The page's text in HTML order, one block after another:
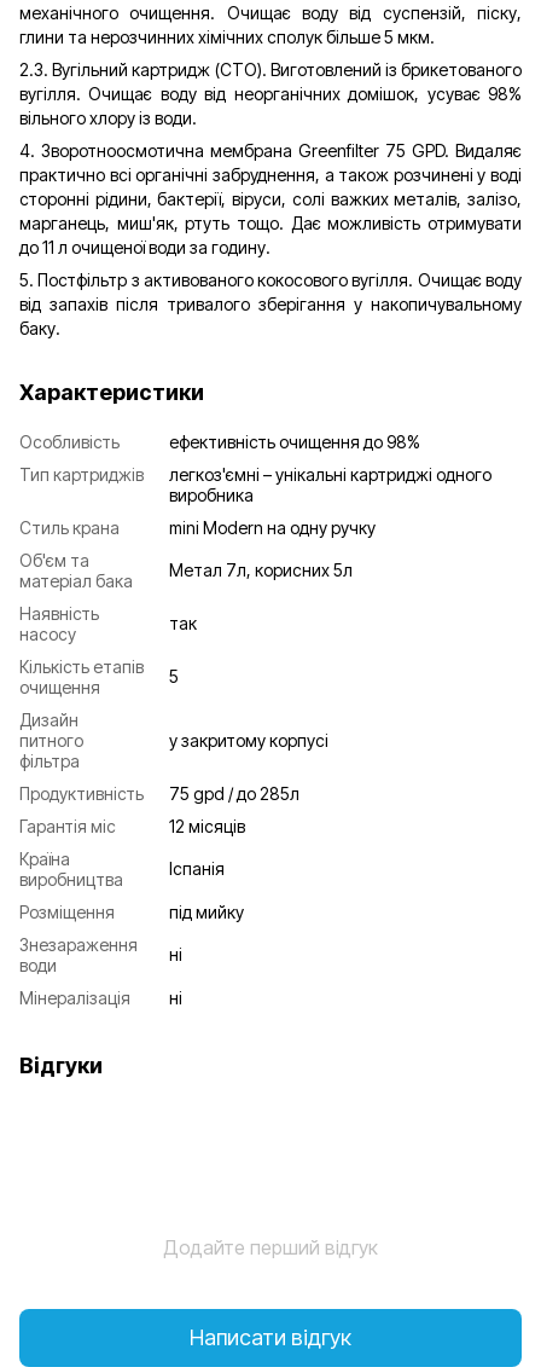
механічного очищення. Очищає воду від суспензій, піску,
глини та нерозчинних хімічних сполук більше 5 мкм.
2.3. Вугільний картридж (СТО). Виготовлений із брикетованого
вугілля. Очищає воду від неорганічних домішок, усуває 98%
вільного хлору із води.
4. Зворотноосмотична мембрана Greenfilter 75 GPD. Видаляє
практично всі органічні забруднення, а також розчинені у воді
сторонні рідини, бактерії, віруси, солі важких металів, залізо,
марганець, миш'як, ртуть тощо. Дає можливість отримувати
до 11 л очищеної води за годину.
5. Постфільтр з активованого кокосового вугілля. Очищає воду
від запахів після тривалого зберігання у накопичувальному
баку.
Характеристики
Особливість
ефективність очищення до 98%
Тип картриджів
легкоз'ємні – унікальні картриджі одного
виробника
Стиль крана
mini Modern на одну ручку
Об'єм та
матеріал бака
Метал 7л, корисних 5л
Наявність
насосу
так
Кількість етапів
очищення
5
Дизайн
питного
фільтра
у закритому корпусі
Продуктивність
75 gpd / до 285л
Гарантія міс
12 місяців
Країна
виробництва
Іспанія
Розміщення
під мийку
Знезараження
води
ні
Мінералізація ні
Відгуки
Додайте перший відгук
Написати відгук